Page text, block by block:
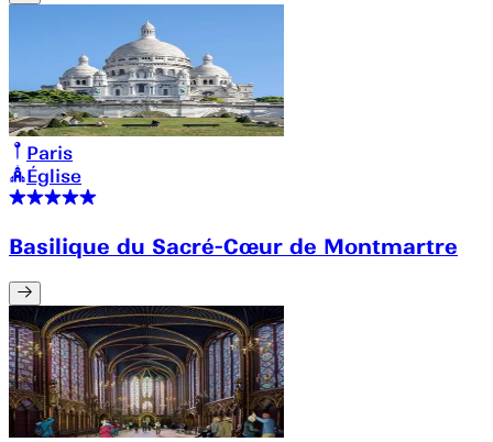
Paris
Église
Basilique du Sacré-Cœur de Montmartre